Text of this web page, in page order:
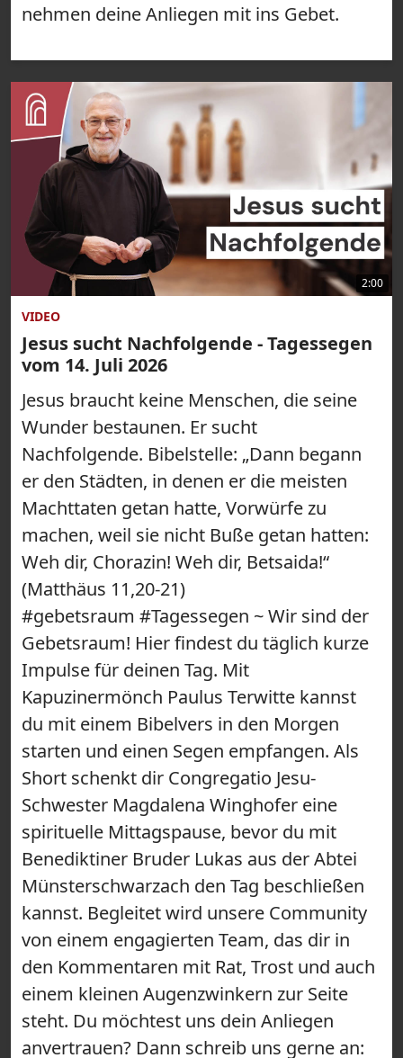
nehmen deine Anliegen mit ins Gebet.
2:00
VIDEO
Jesus sucht Nachfolgende - Tagessegen
vom 14. Juli 2026
Jesus braucht keine Menschen, die seine
Wunder bestaunen. Er sucht
Nachfolgende. Bibelstelle: „Dann begann
er den Städten, in denen er die meisten
Machttaten getan hatte, Vorwürfe zu
machen, weil sie nicht Buße getan hatten:
Weh dir, Chorazin! Weh dir, Betsaida!“
(Matthäus 11,20-21)
#gebetsraum #Tagessegen ~ Wir sind der
Gebetsraum! Hier findest du täglich kurze
Impulse für deinen Tag. Mit
Kapuzinermönch Paulus Terwitte kannst
du mit einem Bibelvers in den Morgen
starten und einen Segen empfangen. Als
Short schenkt dir Congregatio Jesu-
Schwester Magdalena Winghofer eine
spirituelle Mittagspause, bevor du mit
Benediktiner Bruder Lukas aus der Abtei
Münsterschwarzach den Tag beschließen
kannst. Begleitet wird unsere Community
von einem engagierten Team, das dir in
den Kommentaren mit Rat, Trost und auch
einem kleinen Augenzwinkern zur Seite
steht. Du möchtest uns dein Anliegen
anvertrauen? Dann schreib uns gerne an: